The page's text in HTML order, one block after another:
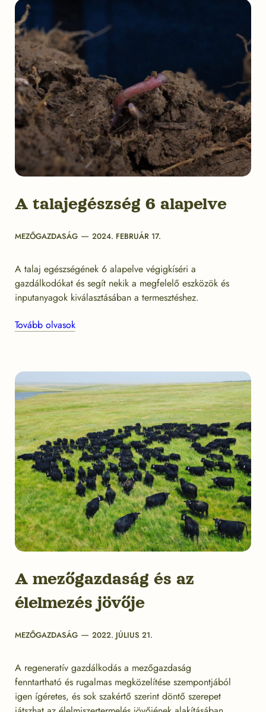
A talajegészség 6 alapelve
Categories
MEZŐGAZDASÁG Post
2024. FEBRUÁR 17.
A talaj egészségének 6 alapelve végigkíséri a
gazdálkodókat és segít nekik a megfelelő eszközök és
inputanyagok kiválasztásában a termesztéshez.
Tovább olvasok
A mezőgazdaság és az
élelmezés jövője
Categories
MEZŐGAZDASÁG Post
2022. JÚLIUS 21.
A regeneratív gazdálkodás a mezőgazdaság
fenntartható és rugalmas megközelítése szempontjából
igen ígéretes, és sok szakértő szerint döntő szerepet